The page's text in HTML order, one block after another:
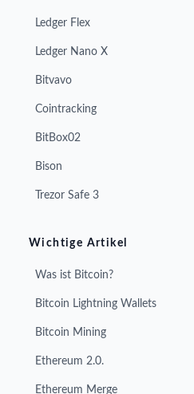
Ledger Flex
Ledger Nano X
Bitvavo
Cointracking
BitBox02
Bison
Trezor Safe 3
Wichtige Artikel
Was ist Bitcoin?
Bitcoin Lightning Wallets
Bitcoin Mining
Ethereum 2.0.
Ethereum Merge